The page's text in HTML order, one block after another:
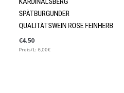
SPÄTBURGUNDER
QUALITÄTSWEIN ROSE FEINHERB
€4.50
Preis/L: 6,00€